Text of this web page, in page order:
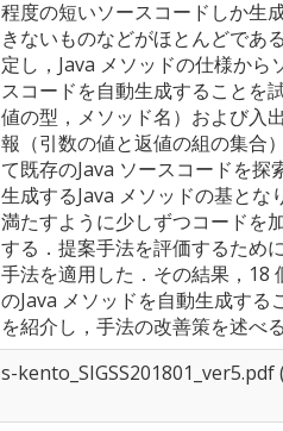
程度の短いソースコードしか生
きないものなどがほとんどであ
定し，Java メソッドの仕様から
スコードを自動生成することを
値の型，メソッド名）および入
報（引数の値と返値の組の集合
て既存のJava ソースコードを探
生成するJava メソッドの基と
満たすように少しずつコードを
する．提案手法を評価するため
手法を適用した．その結果，18
のJava メソッドを自動生成する
を紹介し，手法の改善策を述べ
s-kento_SIGSS201801_ver5.pdf